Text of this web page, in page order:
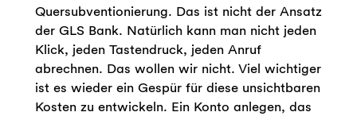
Quersubventionierung. Das ist nicht der Ansatz
der GLS Bank. Natürlich kann man nicht jeden
Klick, jeden Tastendruck, jeden Anruf
abrechnen. Das wollen wir nicht. Viel wichtiger
ist es wieder ein Gespür für diese unsichtbaren
Kosten zu entwickeln. Ein Konto anlegen, das